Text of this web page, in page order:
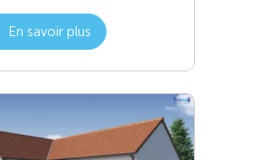
En savoir plus